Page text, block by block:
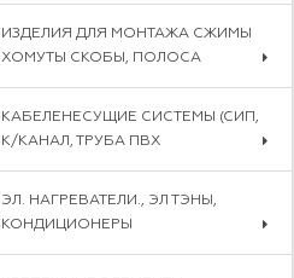
ИЗДЕЛИЯ ДЛЯ МОНТАЖА СЖИМЫ
ХОМУТЫ СКОБЫ, ПОЛОСА
КАБЕЛЕНЕСУЩИЕ СИСТЕМЫ (СИП,
К/КАНАЛ, ТРУБА ПВХ
ЭЛ. НАГРЕВАТЕЛИ., ЭЛ ТЭНЫ,
КОНДИЦИОНЕРЫ